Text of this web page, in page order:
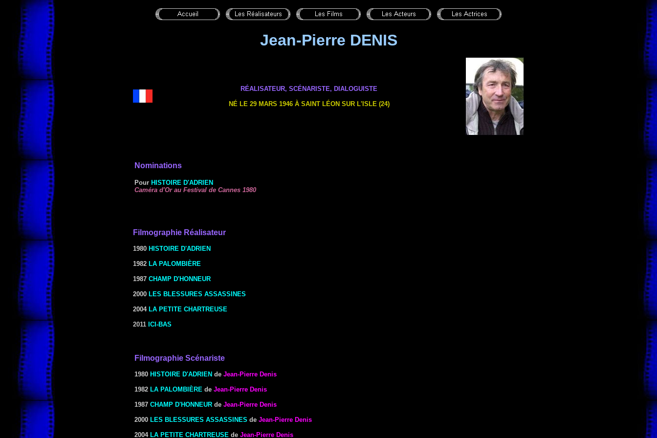
Jean-Pierre DENIS
RÉALISATEUR, SCÉNARISTE, DIALOGUISTE
NÉ LE 29 MARS 1946 À SAINT LÉON SUR L'ISLE (24)
Nominations
Pour HISTOIRE D'ADRIEN
Caméra d'Or au Festival de Cannes 1980
Filmographie Réalisateur
1980 HISTOIRE D'ADRIEN
1982 LA PALOMBIÈRE
1987 CHAMP D'HONNEUR
2000 LES BLESSURES ASSASSINES
2004 LA PETITE CHARTREUSE
2011 ICI-BAS
Filmographie Scénariste
1980 HISTOIRE D'ADRIEN de Jean-Pierre Denis
1982 LA PALOMBIÈRE de Jean-Pierre Denis
1987 CHAMP D'HONNEUR de Jean-Pierre Denis
2000 LES BLESSURES ASSASSINES de Jean-Pierre Denis
2004 LA PETITE CHARTREUSE de Jean-Pierre Denis